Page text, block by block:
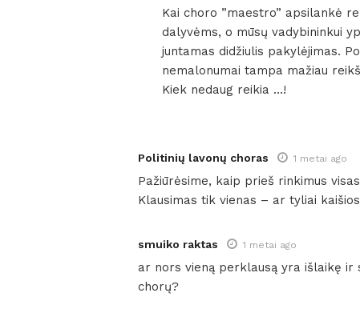
Kai choro ”maestro” apsilankė
dalyvėms, o mūsų vadybininkui
juntamas didžiulis pakylėjimas.
nemalonumai tampa mažiau
Kiek nedaug reikia …!
Politinių lavonų choras 1 metai ago
Pažiūrėsime, kaip prieš rinkimus
Klausimas tik vienas – ar tyliai
smuiko raktas 1 metai ago
ar nors vieną perklausą yra išlaikę ir
chorų?